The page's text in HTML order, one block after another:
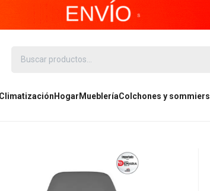
Climatización Hogar MuebleríaColchones y sommiers